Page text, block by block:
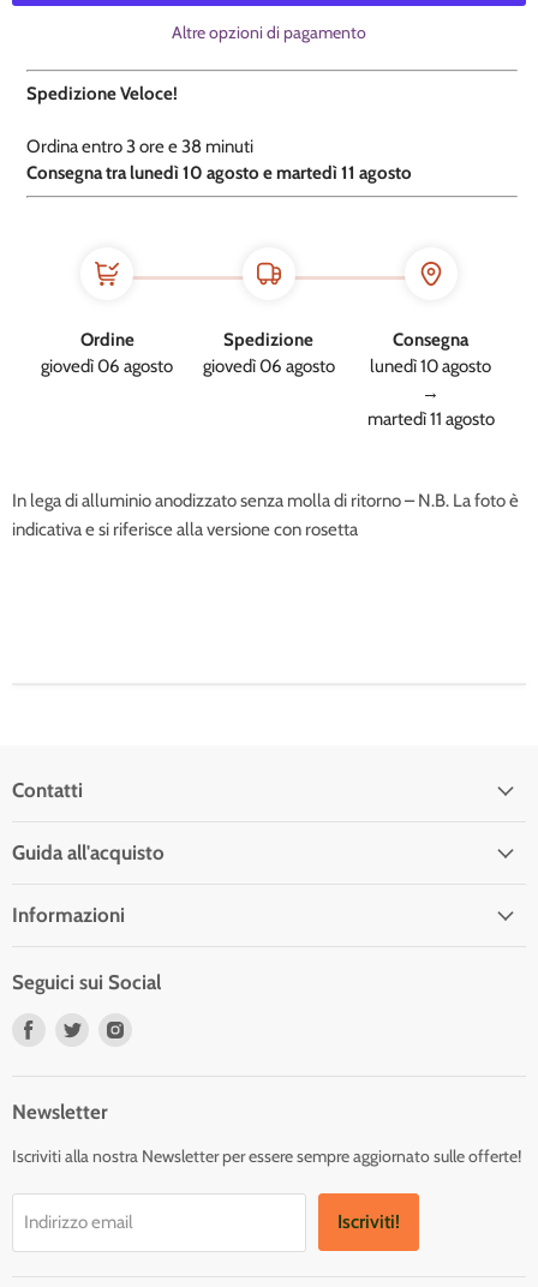
Altre opzioni di pagamento
Spedizione Veloce!
Ordina entro3 ore e38 minuti
​Consegna tra lunedì 10 agosto e martedì 11 agosto
Ordine
giovedì 06 agosto
Spedizione
giovedì 06 agosto
Consegna
lunedì 10 agosto
→
martedì 11 agosto
In lega di alluminio anodizzato senza molla di ritorno – N.B. La foto è
indicativa e si riferisce alla versione con rosetta
Contatti
Guida all'acquisto
Informazioni
Seguici sui Social
Trovaci
Trovaci
Newsletter
Iscriviti alla nostra Newsletter per essere sempre aggiornato sulle offerte!
Indirizzo email Iscriviti!